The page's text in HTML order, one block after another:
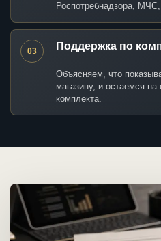
Роспотребнадзора,
03 Поддержка по
Объясняем, что
магазину, и остаемся
комплекта.